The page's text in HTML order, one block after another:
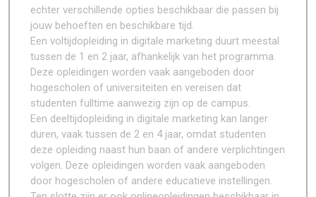
echter verschillende opties beschikbaar die passen bij
jouw behoeften en beschikbare tijd.
Een voltijdopleiding in digitale marketing duurt meestal
tussen de 1 en 2 jaar, afhankelijk van het programma.
Deze opleidingen worden vaak aangeboden door
hogescholen of universiteiten en vereisen dat
studenten fulltime aanwezig zijn op de campus.
Een deeltijdopleiding in digitale marketing kan langer
duren, vaak tussen de 2 en 4 jaar, omdat studenten
deze opleiding naast hun baan of andere verplichtingen
volgen. Deze opleidingen worden vaak aangeboden
door hogescholen of andere educatieve instellingen.